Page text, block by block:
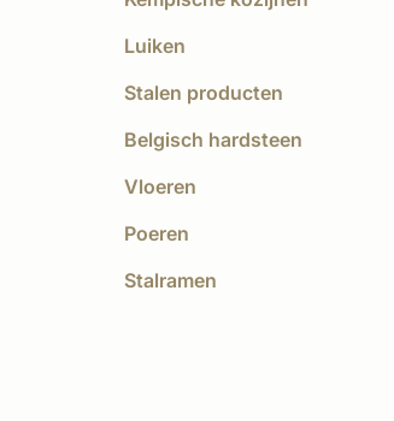
Luiken
Stalen producten
Belgisch hardsteen
Vloeren
Poeren
Stalramen